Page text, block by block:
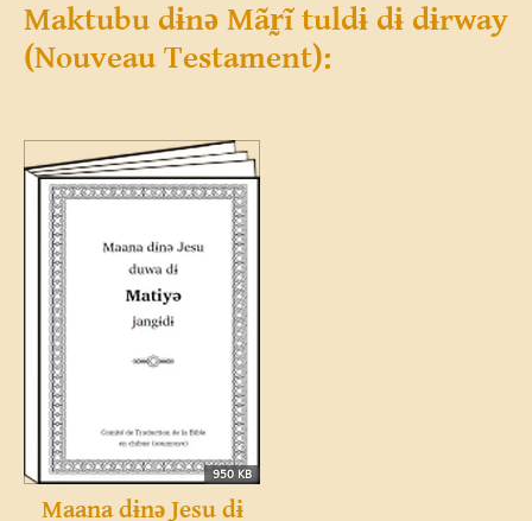
Maktubu dɨnə Mãr̰ĩ tuldɨ dɨ dɨrway
(Nouveau Testament):
950 KB
Maana dɨnə Jesu dɨ